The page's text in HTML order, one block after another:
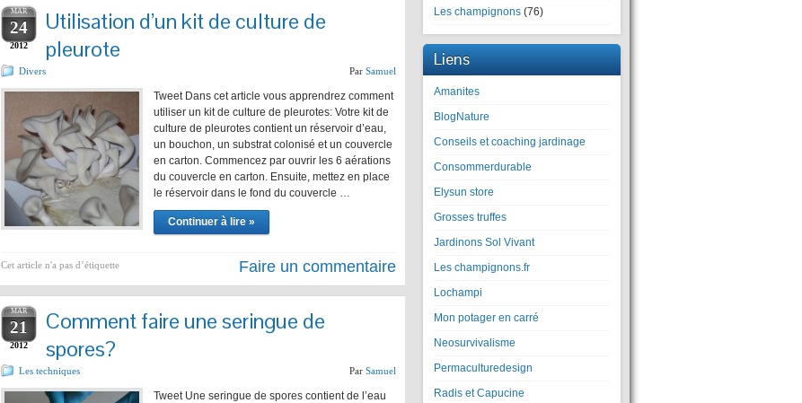
MAR
24
2012
Utilisation d’un kit de culture de
pleurote
Divers Par Samuel
Tweet Dans cet article vous apprendrez comment
utiliser un kit de culture de pleurotes: Votre kit de
culture de pleurotes contient un réservoir d’eau,
un bouchon, un substrat colonisé et un couvercle
en carton. Commencez par ouvrir les 6 aérations
du couvercle en carton. Ensuite, mettez en place
le réservoir dans le fond du couvercle …
Continuer à lire »
Cet article n'a pas d’étiquette Faire un commentaire
MAR
21
2012
Comment faire une seringue de
spores?
Les techniques Par Samuel
Tweet Une seringue de spores contient de l’eau
Les champignons (76)
Liens
Amanites
BlogNature
Conseils et coaching jardinage
Consommerdurable
Elysun store
Grosses truffes
Jardinons Sol Vivant
Les champignons.fr
Lochampi
Mon potager en carré
Neosurvivalisme
Permaculturedesign
Radis et Capucine